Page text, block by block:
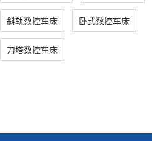
斜轨数控车床 卧式数控车床
刀塔数控车床